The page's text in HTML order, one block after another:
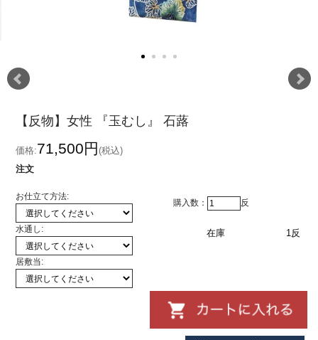
【反物】女性 『玉むし』 石蕗
価格:71,500円(税込)
注文
お仕立て方法:
水通し:
居敷当:
購入数： 反
在庫 1反